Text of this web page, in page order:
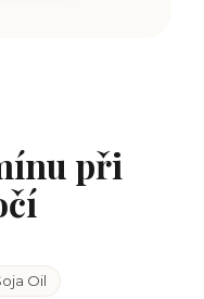
při
Oil